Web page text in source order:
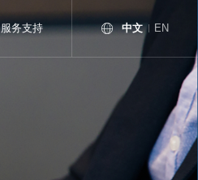
中文 EN
服务支持